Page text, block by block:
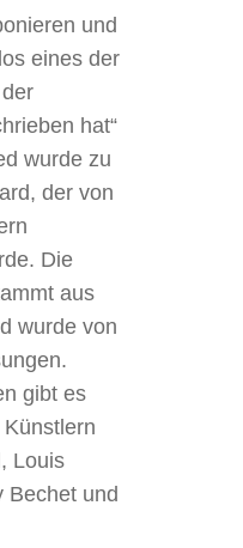
und
eines der
hat“
wurde zu
der von
Die
aus
wurde von
gibt es
Louis
Bechet und